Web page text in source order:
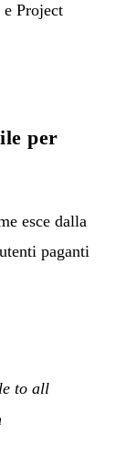
Project
per
esce dalla
paganti
to all